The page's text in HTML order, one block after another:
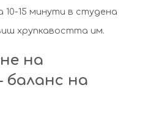
10-15 минути в студена
хрупкавостта им.
на
баланс на